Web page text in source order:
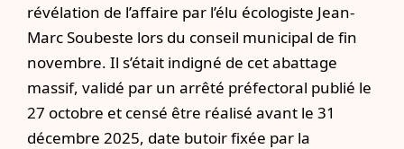
révélation de l’affaire par l’élu écologiste Jean-
Marc Soubeste lors du conseil municipal de fin
novembre. Il s’était indigné de cet abattage
massif, validé par un arrêté préfectoral publié le
27 octobre et censé être réalisé avant le 31
décembre 2025, date butoir fixée par la